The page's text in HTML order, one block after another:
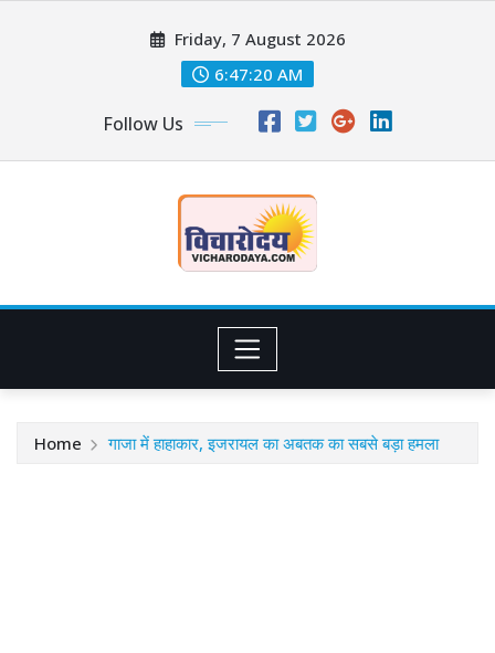
Friday, 7 August 2026
6:47:21 AM
Follow Us
Home गाजा में हाहाकार, इजरायल का अबतक का सबसे बड़ा हमला